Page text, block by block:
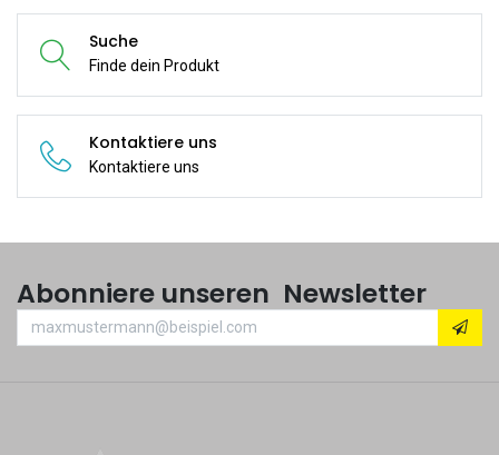
Suche
Finde dein Produkt
Kontaktiere uns
Kontaktiere uns
Abonniere unseren Newsletter